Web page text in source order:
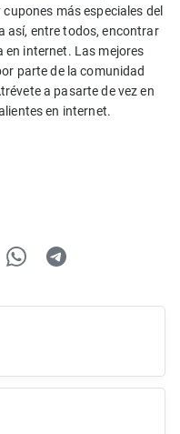
más especiales del
así, entre todos, encontrar
en internet. Las mejores
parte de la comunidad
a pasarte de vez en
en internet.